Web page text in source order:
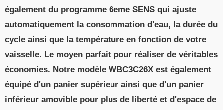
également du programme 6eme SENS qui ajuste
automatiquement la consommation d'eau, la durée du
cycle ainsi que la température en fonction de votre
vaisselle. Le moyen parfait pour réaliser de véritables
économies. Notre modèle WBC3C26X est également
équipé d'un panier supérieur ainsi que d'un panier
inférieur amovible pour plus de liberté et d'espace de